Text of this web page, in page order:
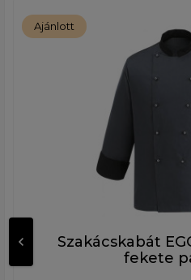
Ajánlott
Szakácskabát
fekete